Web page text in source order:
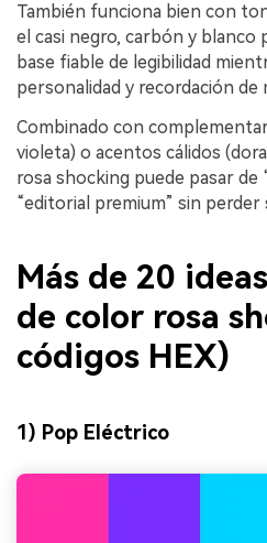
También funciona bien con
el casi negro, carbón y
base fiable de legibilidad
personalidad y recordación de
Combinado con
violeta) o acentos cálidos
rosa shocking puede pasar de
“editorial premium” sin
Más de 20
de color rosa
códigos HEX)
1) Pop Eléctrico